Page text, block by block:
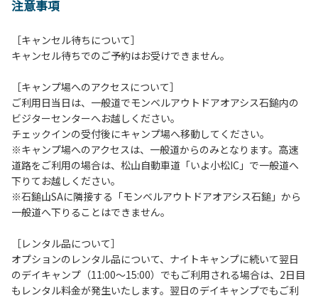
注意事項
［キャンセル待ちについて］
キャンセル待ちでのご予約はお受けできません。
［キャンプ場へのアクセスについて］
ご利用日当日は、一般道でモンベルアウトドアオアシス石鎚内の
ビジターセンターへお越しください。
チェックインの受付後にキャンプ場へ移動してください。
※キャンプ場へのアクセスは、一般道からのみとなります。高速
道路をご利用の場合は、松山自動車道「いよ小松IC」で一般道へ
下りてお越しください。
※石鎚山SAに隣接する「モンベルアウトドアオアシス石鎚」から
一般道へ下りることはできません。
［レンタル品について］
オプションのレンタル品について、ナイトキャンプに続いて翌日
のデイキャンプ（11:00～15:00）でもご利用される場合は、2日目
もレンタル料金が発生いたします。翌日のデイキャンプでもご利